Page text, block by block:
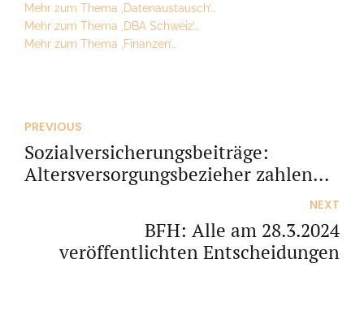
Mehr zum Thema ‚Datenaustausch’…
Mehr zum Thema ‚DBA Schweiz’…
Mehr zum Thema ‚Finanzen’…
PREVIOUS
Sozialversicherungsbeiträge:
Altersversorgungsbezieher zahlen
Nebenbeschäftigung
NEXT
BFH: Alle am 28.3.2024
veröffentlichten Entscheidungen